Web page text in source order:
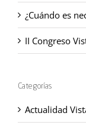
¿Cuándo es
II Congreso
Categorías
Actualidad